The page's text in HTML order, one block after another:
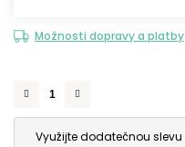
Možnosti dopravy a platby
Využijte dodatečnou slevu